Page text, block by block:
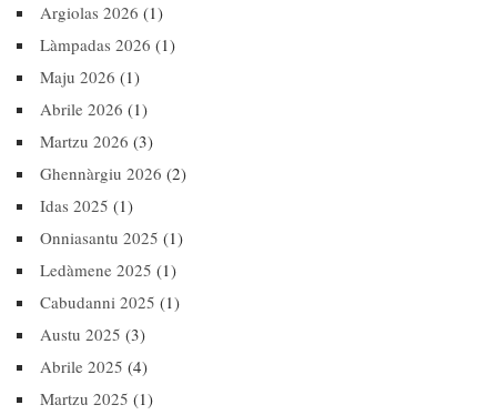
Argiolas 2026 (1)
Làmpadas 2026 (1)
Maju 2026 (1)
Abrile 2026 (1)
Martzu 2026 (3)
Ghennàrgiu 2026 (2)
Idas 2025 (1)
Onniasantu 2025 (1)
Ledàmene 2025 (1)
Cabudanni 2025 (1)
Austu 2025 (3)
Abrile 2025 (4)
Martzu 2025 (1)